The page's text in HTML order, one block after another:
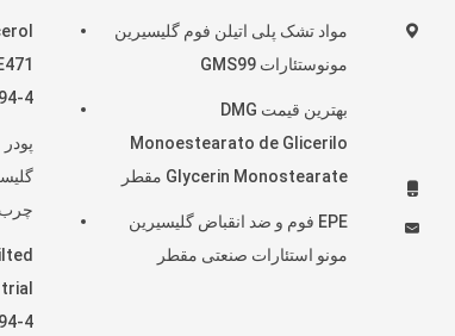
4
4
مواد تشک پلی اتیلن فوم گلیسیرین
مونوستئارات GMS99
بهترین قیمت DMG
Monoestearato de Glicerilo
Glycerin Monostearate مقطر
EPE فوم و ضد انقباض گلیسیرین
مونو استئارات صنعتی مقطر